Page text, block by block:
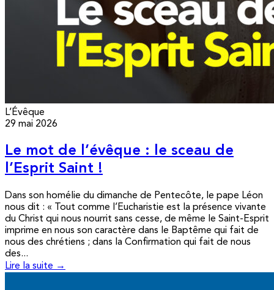
L’Évêque
29 mai 2026
Le mot de l’évêque : le sceau de
l’Esprit Saint !
Dans son homélie du dimanche de Pentecôte, le pape Léon
nous dit : « Tout comme l’Eucharistie est la présence vivante
du Christ qui nous nourrit sans cesse, de même le Saint-Esprit
imprime en nous son caractère dans le Baptême qui fait de
nous des chrétiens ; dans la Confirmation qui fait de nous
des...
Lire la suite →